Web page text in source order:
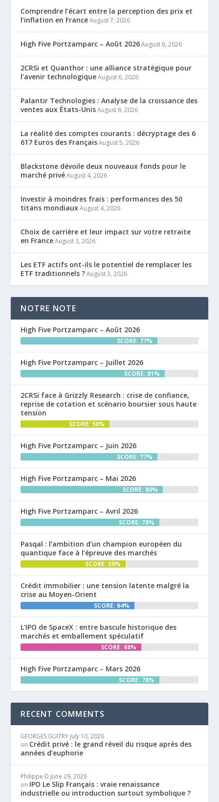
Comprendre l’écart entre la perception des prix et
l’inflation en France August 7, 2026
High Five Portzamparc – Août 2026 August 6, 2026
2CRSi et Quanthor : une alliance stratégique pour
l’avenir technologique August 6, 2026
Palantir Technologies : Analyse de la croissance des
ventes aux États-Unis August 6, 2026
La réalité des comptes courants : décryptage des 6
617 Euros des Français August 5, 2026
Blackstone dévoile deux nouveaux fonds pour le
marché privé August 4, 2026
Investir à moindres frais : performances des 50
titans mondiaux August 4, 2026
Choix de carrière et leur impact sur votre retraite
en France August 3, 2026
Les ETF actifs ont-ils le potentiel de remplacer les
ETF traditionnels ? August 3, 2026
NOTRE NOTE
High Five Portzamparc – Août 2026
SCORE: 77%
High Five Portzamparc – Juillet 2026
SCORE: 81%
2CRSi face à Grizzly Research : crise de confiance,
reprise de cotation et scénario boursier sous haute
tension
SCORE: 50%
High Five Portzamparc – Juin 2026
SCORE: 77%
High Five Portzamparc – Mai 2026
SCORE: 80%
High Five Portzamparc – Avril 2026
SCORE: 78%
Pasqal : l’ambition d’un champion européen du
quantique face à l’épreuve des marchés
SCORE: 59%
Crédit immobilier : une tension latente malgré la
crise au Moyen-Orient
SCORE: 64%
L’IPO de SpaceX : entre bascule historique des
marchés et emballement spéculatif
SCORE: 68%
High Five Portzamparc – Mars 2026
SCORE: 78%
RECENT COMMENTS
GEORGES GUITRY July 10, 2026
on Crédit privé : le grand réveil du risque après des
années d’euphorie
Philippe D June 29, 2026
on IPO Le Slip Français : vraie renaissance
industrielle ou introduction surtout symbolique ?